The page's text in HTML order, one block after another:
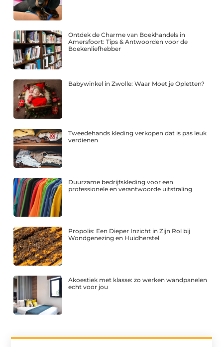
Ontdek de Charme van Boekhandels in
Amersfoort: Tips & Antwoorden voor de
Boekenliefhebber
Babywinkel in Zwolle: Waar Moet je Opletten?
Tweedehands kleding verkopen dat is pas leuk
verdienen
Duurzame bedrijfskleding voor een
professionele en verantwoorde uitstraling
Propolis: Een Dieper Inzicht in Zijn Rol bij
Wondgenezing en Huidherstel
Akoestiek met klasse: zo werken wandpanelen
echt voor jou